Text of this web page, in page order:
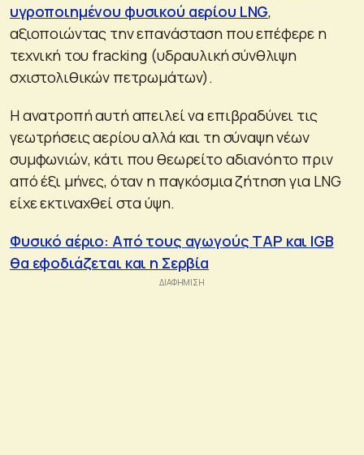
υγροποιημένου φυσικού αερίου LNG,
αξιοποιώντας την επανάσταση που επέφερε η
τεχνική του fracking (υδραυλική σύνθλιψη
σχιστολιθικών πετρωμάτων).
Η ανατροπή αυτή απειλεί να επιβραδύνει τις
γεωτρήσεις αερίου αλλά και τη σύναψη νέων
συμφωνιών, κάτι που θεωρείτο αδιανόητο πριν
από έξι μήνες, όταν η παγκόσμια ζήτηση για LNG
είχε εκτιναχθεί στα ύψη.
Φυσικό αέριο: Από τους αγωγούς TAP και IGB
θα εφοδιάζεται και η Σερβία